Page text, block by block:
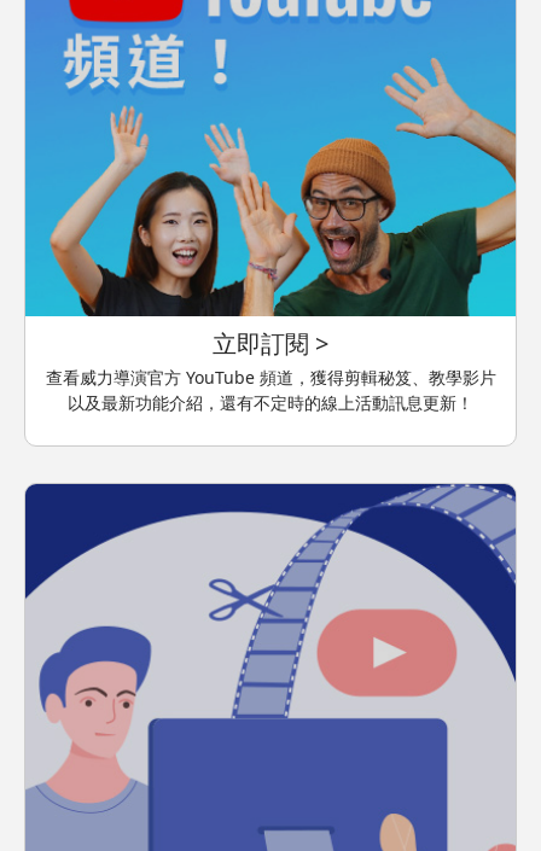
立即訂閱 >
查看威力導演官方 YouTube 頻道，獲得剪輯秘笈、教學影片
以及最新功能介紹，還有不定時的線上活動訊息更新！